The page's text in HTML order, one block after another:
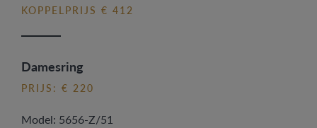
KOPPELPRIJS € 412
Damesring
PRIJS: € 220
Model: 5656-Z/51